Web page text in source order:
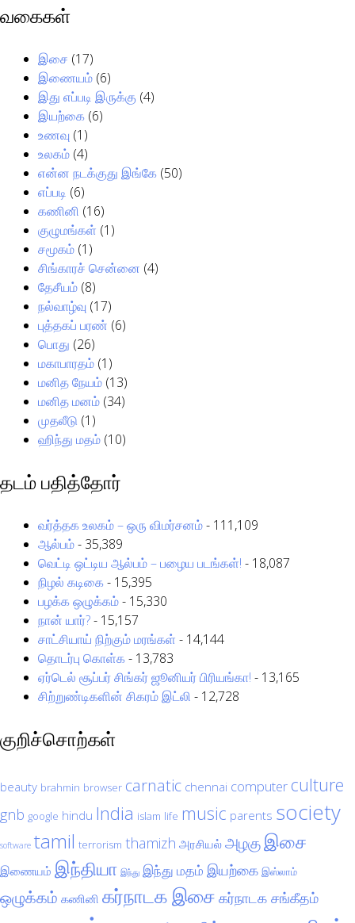
வகைகள்
இசை (17)
இணையம் (6)
இது எப்படி இருக்கு (4)
இயற்கை (6)
உணவு (1)
உலகம் (4)
என்ன நடக்குது இங்கே (50)
எப்படி (6)
கணினி (16)
குழுமங்கள் (1)
சமூகம் (1)
சிங்காரச் சென்னை (4)
தேசீயம் (8)
நல்வாழ்வு (17)
புத்தகப் பரண் (6)
பொது (26)
மகாபாரதம் (1)
மனித நேயம் (13)
மனித மனம் (34)
முதலீடு (1)
ஹிந்து மதம் (10)
தடம் பதித்தோர்
வர்த்தக உலகம் – ஒரு விமர்சனம்- 111,109
ஆல்பம்- 35,389
வெட்டி ஒட்டிய ஆல்பம் – பழைய படங்கள்! - 18,087
நிழல் கடிகை- 15,395
பழக்க ஒழுக்கம்- 15,330
நான் யார்?- 15,157
சாட்சியாய் நிற்கும் மரங்கள் - 14,144
தொடர்பு கொள்க- 13,783
ஏர்டெல் சூப்பர் சிங்கர் ஜூனியர் பிரியங்கா! - 13,165
சிற்றுண்டிகளின் சிகரம் இட்லி - 12,728
குறிச்சொற்கள்
beauty brahmin browser carnatic chennai computer culture
gnb google hindu India islam life music parents society
software tamil terrorism thamizh அரசியல் அழகுஇசை
இணையம் இந்தியா இந்து இந்து மதம் இயற்கை இஸ்லாம்
ஒழுக்கம் கணினி கர்நாடக இசை கர்நாடக சங்கீதம்